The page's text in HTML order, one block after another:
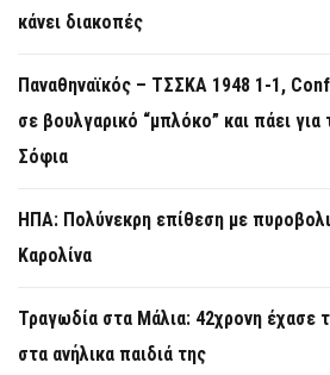
κάνει διακοπές
Παναθηναϊκός – ΤΣΣΚΑ 1948 1-1,
σε βουλγαρικό “μπλόκο” και πάει
Σόφια
ΗΠΑ: Πολύνεκρη επίθεση με
Καρολίνα
Τραγωδία στα Μάλια: 42χρονη έχασε
στα ανήλικα παιδιά της